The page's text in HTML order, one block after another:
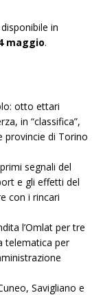
in
maggio.
otto ettari
in “classifica”,
provincie di Torino
segnali del
e gli effetti del
con i rincari
l’Omlat per tre
telematica per
Savigliano e